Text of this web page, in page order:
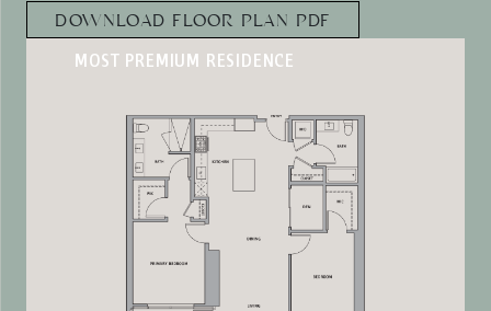
DOWNLOAD FLOOR PLAN PDF